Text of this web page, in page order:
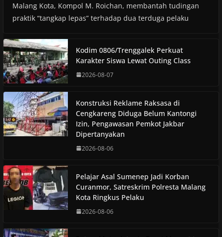
Malang Kota, Kompol M. Roichan, membantah tudingan
praktik “tangkap lepas” terhadap dua terduga pelaku
Kodim 0806/Trenggalek Perkuat
Karakter Siswa Lewat Outing Class
2026-08-07
Konstruksi Reklame Raksasa di
Cengkareng Diduga Belum Kantongi
Izin, Pengawasan Pemkot Jakbar
Dipertanyakan
2026-08-06
Pelajar Asal Sumenep Jadi Korban
Curanmor, Satreskrim Polresta Malang
Kota Ringkus Pelaku
2026-08-06